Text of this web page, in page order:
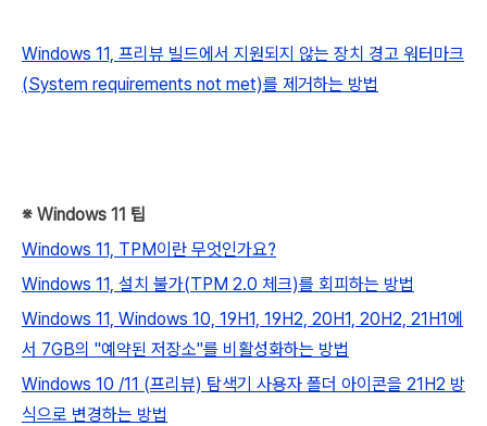
Windows 11, 프리뷰 빌드에서 지원되지 않는 장치 경고 워터마크
(System requirements not met)를 제거하는 방법
※ Windows 11 팁
Windows 11, TPM이란 무엇인가요?
Windows 11, 설치 불가(TPM 2.0 체크)를 회피하는 방법
Windows 11, Windows 10, 19H1, 19H2, 20H1, 20H2, 21H1에
서 7GB의 "예약된 저장소"를 비활성화하는 방법
Windows 10 /11 (프리뷰) 탐색기 사용자 폴더 아이콘을 21H2 방
식으로 변경하는 방법